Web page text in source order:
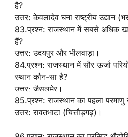
है?
उत्तर: केवलादेव घना राष्ट्रीय उद्यान
83.प्रश्न: राजस्थान में सबसे अधिक
हैं?
उत्तर: उदयपुर और भीलवाड़ा।
84.प्रश्न: राजस्थान में सौर ऊर्जा
स्थान कौन-सा है?
उत्तर: जैसलमेर।
85.प्रश्न: राजस्थान का पहला
उत्तर: रावतभाटा (चित्तौड़गढ़)।